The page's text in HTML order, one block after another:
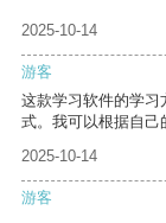
2025-10-14
游客
这款学习软件的学习
式。我可以根据自己
2025-10-14
游客